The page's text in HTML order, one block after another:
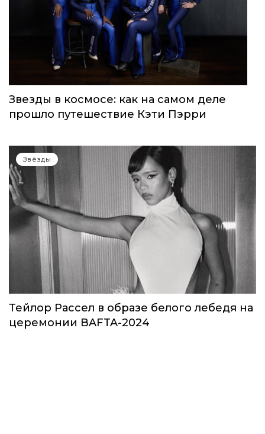
Звезды в космосе: как на самом деле
прошло путешествие Кэти Пэрри
Звёзды
Тейлор Рассел в образе белого лебедя на
церемонии BAFTA-2024